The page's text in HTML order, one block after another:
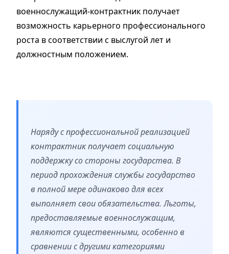
военнослужащий-контрактник получает
возможность карьерного профессионального
роста в соответствии с выслугой лет и
должностным положением.
Наряду с профессиональной реализацией
контрактник получает социальную
поддержку со стороны государства. В
период прохождения службы государство
в полной мере одинаково для всех
выполняет свои обязательства. Льготы,
предоставляемые военнослужащим,
являются существенными, особенно в
сравнении с другими категориями